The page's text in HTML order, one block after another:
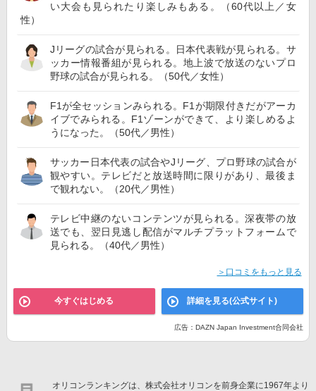
い大会も見られたり楽しみもある。（60代以上／女
性）
Jリーグの試合が見られる。日本代表戦が見られる。サ
ッカー情報番組が見られる。地上波で放送のないプロ
野球の試合が見られる。（50代／女性）
F1が全セッションみられる。F1が期限付きだがアーカ
イブでみられる。F1ゾーンができて、より楽しめるよ
うになった。（50代／男性）
サッカー日本代表の試合やJリーグ、プロ野球の試合が
観やすい。テレビだと放送時間に限りがあり、最後ま
で観れない。（20代／男性）
テレビ中継のないコンテンツが見られる。深夜帯の放
送でも、翌日見逃し配信がマルチプラットフォームで
見られる。（40代／男性）
＞口コミをもっと見る
今すぐはじめる 詳細を見る(公式サイト)
広告：DAZN Japan Investment合同会社
オリコンランキングは、株式会社オリコンを前身企業に1967年より